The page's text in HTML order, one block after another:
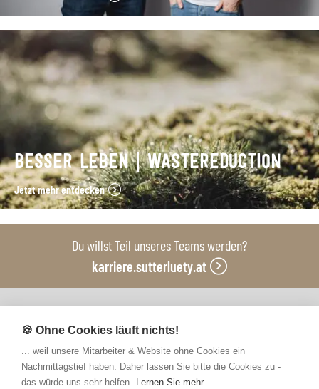
BESSER LEBEN | WASTEREDUCTION
Jetzt mehr entdecken
Du willst Teil unseres Teams werden?
karriere.sutterluety.at
Unsere Produktionsbetriebe
🍪 Ohne Cookies läuft nichts!
... weil unsere Mitarbeiter & Website ohne Cookies ein
Nachmittagstief haben. Daher lassen Sie bitte die Cookies zu -
das würde uns sehr helfen. Lernen Sie mehr